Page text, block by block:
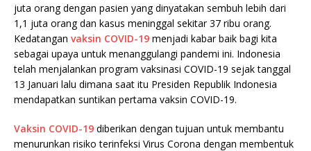
juta orang dengan pasien yang dinyatakan sembuh lebih dari
1,1 juta orang dan kasus meninggal sekitar 37 ribu orang.
Kedatangan vaksin COVID-19 menjadi kabar baik bagi kita
sebagai upaya untuk menanggulangi pandemi ini. Indonesia
telah menjalankan program vaksinasi COVID-19 sejak tanggal
13 Januari lalu dimana saat itu Presiden Republik Indonesia
mendapatkan suntikan pertama vaksin COVID-19.
Vaksin COVID-19 diberikan dengan tujuan untuk membantu
menurunkan risiko terinfeksi Virus Corona dengan membentuk